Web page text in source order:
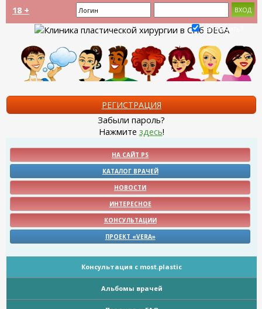
18 +
Запомнить?
РЕГИСТРАЦИЯ
Забыли пароль?
Нажмите здесь!
НА САЙТ PS
КАТАЛОГ ВРАЧЕЙ
НОВОСТИ
ИНТЕРЕСНОЕ
КОНСУЛЬТАЦИИ
ПРОЕКТ «VERA»
Консультация с most.plastic
Альбомы врачей